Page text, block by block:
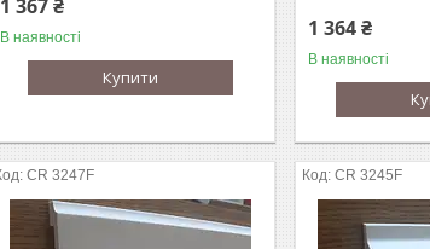
1 367 ₴
В наявності
Купити
1 364 ₴
В наявності
CR 3247F CR 3245F